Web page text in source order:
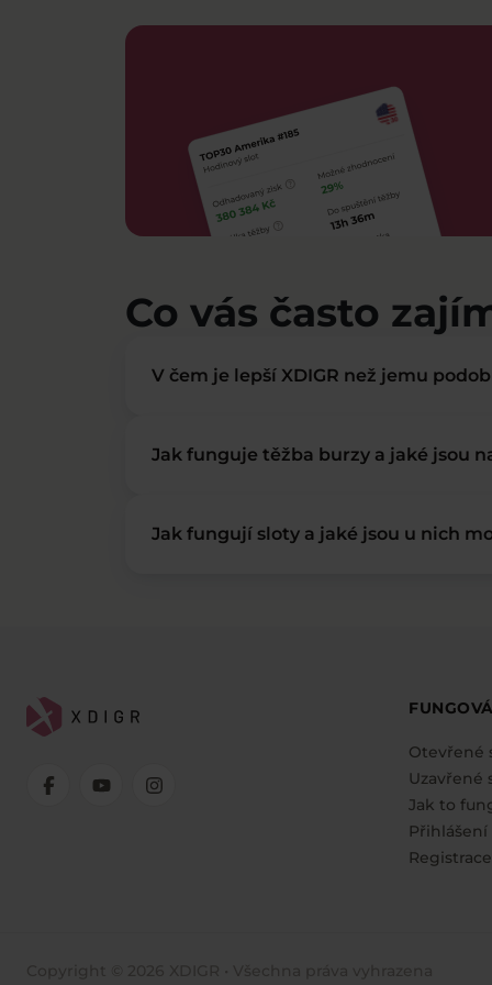
Co vás často
V čem je lepší XDIGR než jemu
Jak funguje těžba burzy a jaké jsou
Jak fungují sloty a jaké jsou u nich
Otevřené
Uzavřené
Jak to
Přihlášení
Registrace